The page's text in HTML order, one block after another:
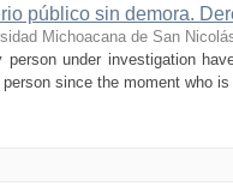
público sin demora.
Michoacana de San
under investigation
since the moment who